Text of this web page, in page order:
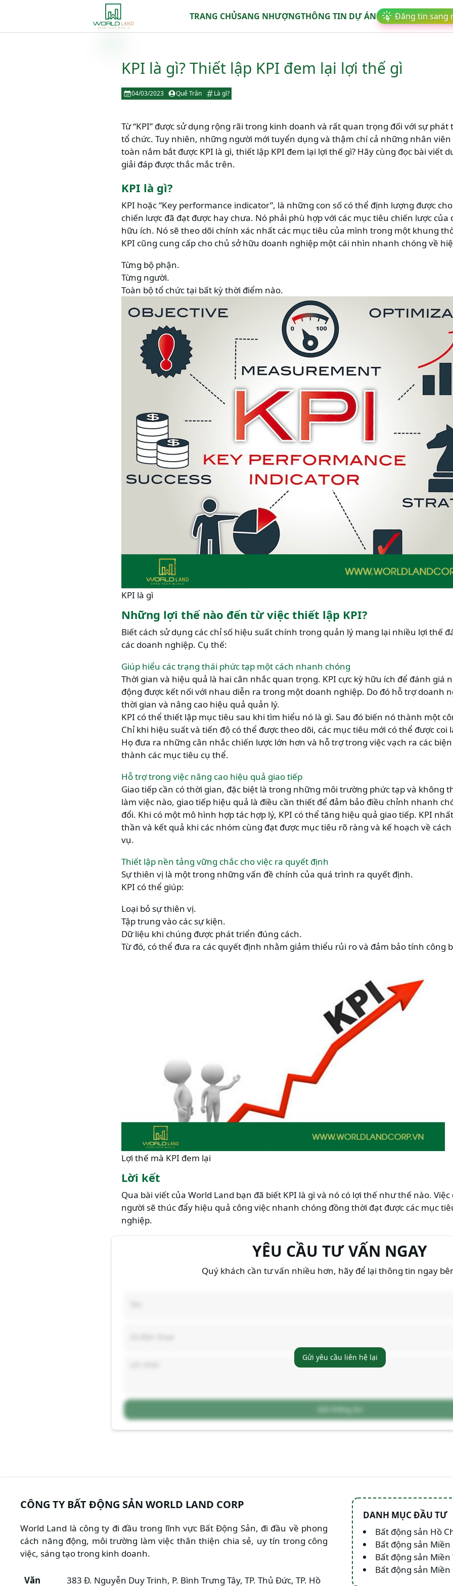
TRANG CHỦSANG NHƯỢNGTHÔNG TIN DỰ ÁN Đăng tin sang
KPI là gì? Thiết lập KPI đem lại lợi thế gì
04/03/2023 Quế Trân Là gì?
Từ “KPI” được sử dụng rộng rãi trong kinh doanh và rất quan trọng đối với sự
tổ chức. Tuy nhiên, những người mới tuyển dụng và thậm chí cả những nhân
toàn nắm bắt được KPI là gì, thiết lập KPI đem lại lợi thế gì? Hãy cùng đọc bài viết
giải đáp được thắc mắc trên.
KPI là gì?
KPI hoặc “Key performance indicator”, là những con số có thể định lượng được
chiến lược đã đạt được hay chưa. Nó phải phù hợp với các mục tiêu chiến lược
hữu ích. Nó sẽ theo dõi chính xác nhất các mục tiêu của mình trong một khung
KPI cũng cung cấp cho chủ sở hữu doanh nghiệp một cái nhìn nhanh chóng về
Từng bộ phận.
Từng người.
Toàn bộ tổ chức tại bất kỳ thời điểm nào.
KPI là gì
Những lợi thế nào đến từ việc thiết lập KPI?
Biết cách sử dụng các chỉ số hiệu suất chính trong quản lý mang lại nhiều lợi thế
các doanh nghiệp. Cụ thế:
Giúp hiểu các trạng thái phức tạp một cách nhanh chóng
Thời gian và hiệu quả là hai cân nhắc quan trọng. KPI cực kỳ hữu ích để đánh giá
động được kết nối với nhau diễn ra trong một doanh nghiệp. Do đó hỗ trợ doanh
thời gian và nâng cao hiệu quả quản lý.
KPI có thể thiết lập mục tiêu sau khi tìm hiểu nó là gì. Sau đó biến nó thành một
Chỉ khi hiệu suất và tiến độ có thể được theo dõi, các mục tiêu mới có thể được coi
Họ đưa ra những cân nhắc chiến lược lớn hơn và hỗ trợ trong việc vạch ra các
thành các mục tiêu cụ thể.
Hỗ trợ trong việc nâng cao hiệu quả giao tiếp
Giao tiếp cần có thời gian, đặc biệt là trong những môi trường phức tạp và không
làm việc nào, giao tiếp hiệu quả là điều cần thiết để đảm bảo điều chỉnh nhanh
đổi. Khi có một mô hình hợp tác hợp lý, KPI có thể tăng hiệu quả giao tiếp. KPI
thần và kết quả khi các nhóm cùng đạt được mục tiêu rõ ràng và kế hoạch về
vụ.
Thiết lập nền tảng vững chắc cho việc ra quyết định
Sự thiên vị là một trong những vấn đề chính của quá trình ra quyết định.
KPI có thể giúp:
Loại bỏ sự thiên vị.
Tập trung vào các sự kiện.
Dữ liệu khi chúng được phát triển đúng cách.
Từ đó, có thể đưa ra các quyết định nhằm giảm thiểu rủi ro và đảm bảo tính công
Lợi thế mà KPI đem lại
Lời kết
Qua bài viết của World Land bạn đã biết KPI là gì và nó có lợi thế như thế nào.
người sẽ thúc đẩy hiệu quả công việc nhanh chóng đồng thời đạt được các mục
nghiệp.
YÊU CẦU TƯ VẤN NGAY
Quý khách cần tư vấn nhiều hơn, hãy để lại thông tin ngay
Gửi thông tin
Gửi yêu cầu liên hệ lại
CÔNG TY BẤT ĐỘNG SẢN WORLD LAND CORP
World Land là công ty đi đầu trong lĩnh vực Bất Động Sản, đi đầu về phong
cách năng động, môi trường làm việc thân thiện chia sẻ, uy tín trong công
việc, sáng tạo trong kinh doanh.
Văn 383 Đ. Nguyễn Duy Trinh, P. Bình Trưng Tây, TP. Thủ Đức, TP. Hồ
DANH MỤC ĐẦU TƯ
Bất động sản Hồ
Bất động sản Miền
Bất động sản Miền
Bất động sản Miền